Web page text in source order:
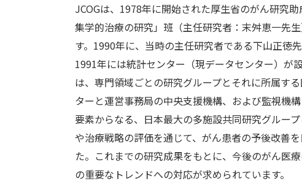
JCOGは、1978年に開始された厚生省のがん研究
集学的治療の研究」班（主任研究者：末舛恵一先
す。1990年に、当時の主任研究者である下山正徳先
1991年には統計センター（現データセンター）が
は、専門領域ごとの研究グループとそれに所属す
ターと運営事務局の中央支援機構、および監視機
要素からなる、日本最大の多施設共同研究グルー
や治療戦略の評価を通じて、がん患者の予後改善
た。これまでの研究成果をもとに、今後のがん医
の重要なトレンドへの対応が求められています。